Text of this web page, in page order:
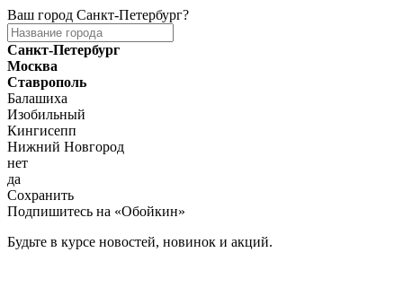
Ваш город Санкт-Петербург?
Санкт-Петербург
Москва
Ставрополь
Балашиха
Изобильный
Кингисепп
Нижний Новгород
нет
да
Сохранить
Подпишитесь на «Обойкин»
Будьте в курсе новостей, новинок и акций.